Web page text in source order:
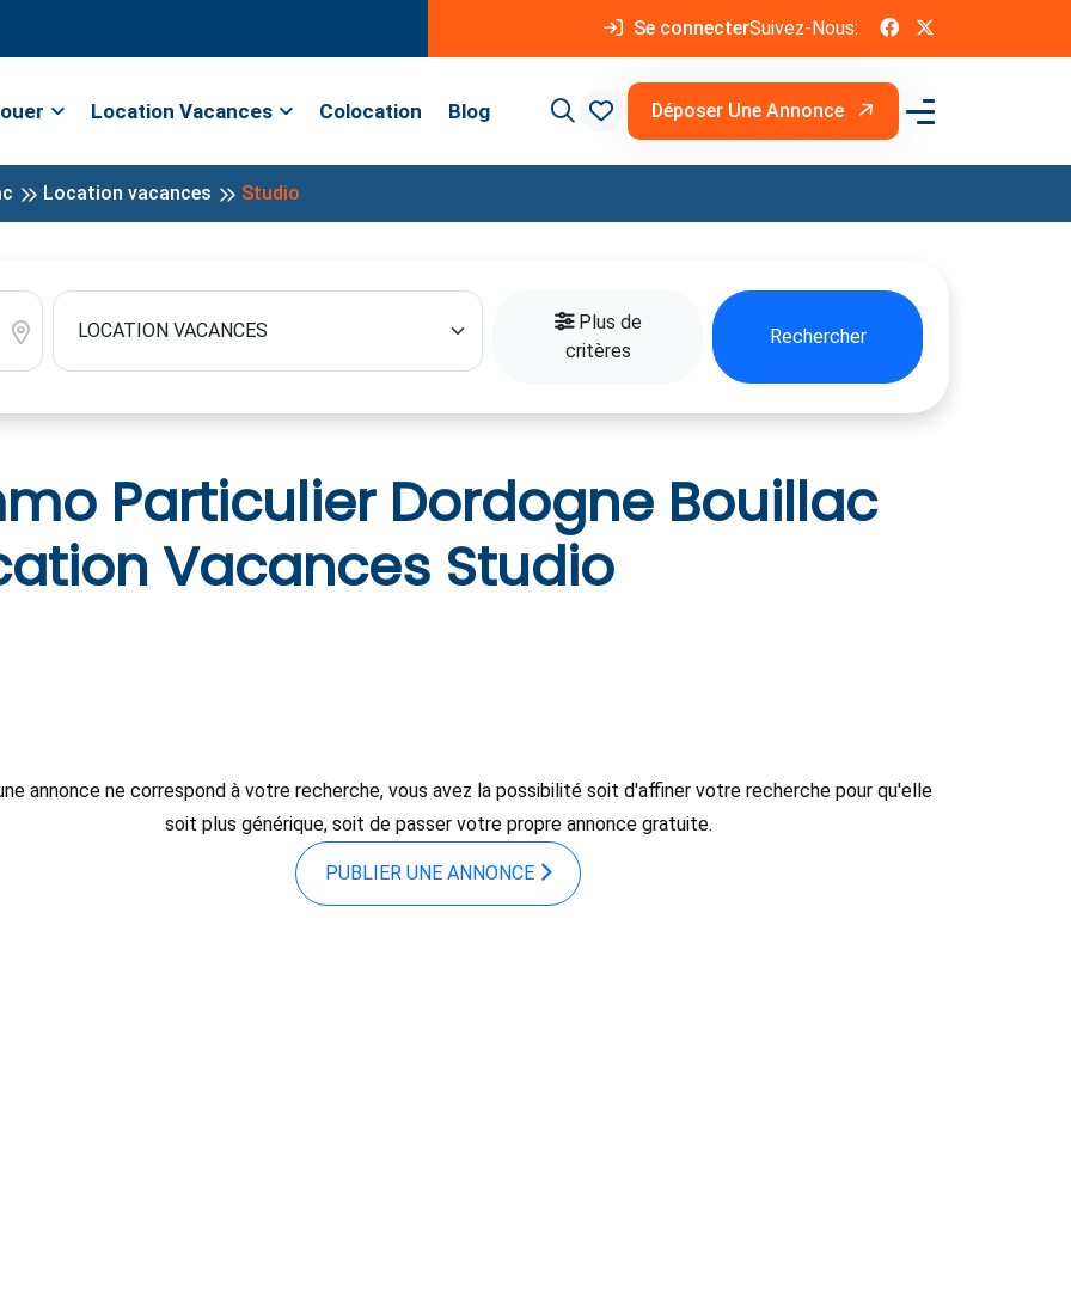
Se connecterSuivez-Nous:
Location Vacances Colocation Blog Déposer Une Annonce
Location vacances Studio
Plus de
critères
Rechercher
Particulier Dordogne Bouillac
Vacances Studio
annonce ne correspond à votre recherche, vous avez la possibilité soit d'affiner votre recherche pour qu'elle
soit plus générique, soit de passer votre propre annonce gratuite.
PUBLIER UNE ANNONCE